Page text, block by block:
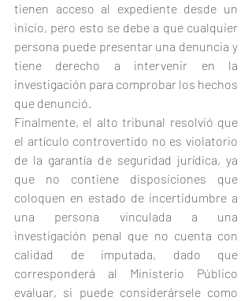
tienen acceso al expediente desde un
inicio, pero esto se debe a que cualquier
persona puede presentar una denuncia y
tiene derecho a intervenir en la
investigación para comprobar los hechos
que denunció.
Finalmente, el alto tribunal resolvió que
el artículo controvertido no es violatorio
de la garantía de seguridad jurídica, ya
que no contiene disposiciones que
coloquen en estado de incertidumbre a
una persona vinculada a una
investigación penal que no cuenta con
calidad de imputada, dado que
corresponderá al Ministerio Público
evaluar, si puede considerársele como